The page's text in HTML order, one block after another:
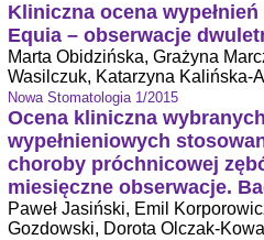
Kliniczna ocena
Equia – obserwacje
Marta Obidzińska, Grażyna
Wasilczuk, Katarzyna Kalińska-
Nowa Stomatologia 1/2015
Ocena kliniczna
wypełnieniowych
choroby próchnicowej
miesięczne obserwacje.
Paweł Jasiński, Emil
Gozdowski, Dorota Olczak-